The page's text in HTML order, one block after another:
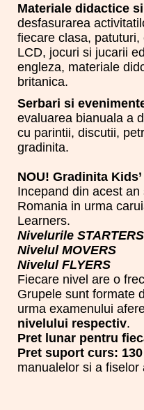
Materiale didactice
desfasurarea
fiecare clasa,
LCD, jocuri si jucarii
engleza, materiale
britanica.
Serbari si
evaluarea bianuala a
cu parintii, discutii,
gradinita.
NOU! Gradinita
Incepand din acest
Romania in urma
Learners.
Nivelurile
Nivelul MOVERS
Nivelul FLYERS
Fiecare nivel are o
Grupele sunt formate
urma examenului
nivelului respectiv.
Pret lunar pentru
Pret suport curs: 130
manualelor si a